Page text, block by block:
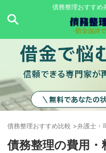
債務整理おすすめ
債務整理おすすめ比較 >弁護士・
債務整理の費用・